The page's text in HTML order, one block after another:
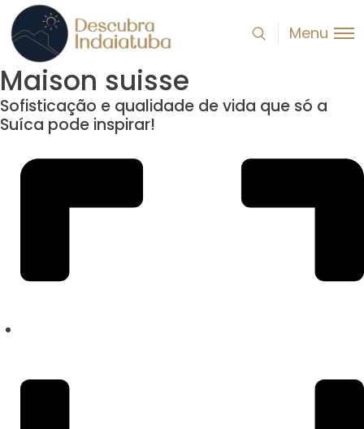
Menu
Maison suisse
Sofisticação e qualidade de vida que só a
Suíca pode inspirar!